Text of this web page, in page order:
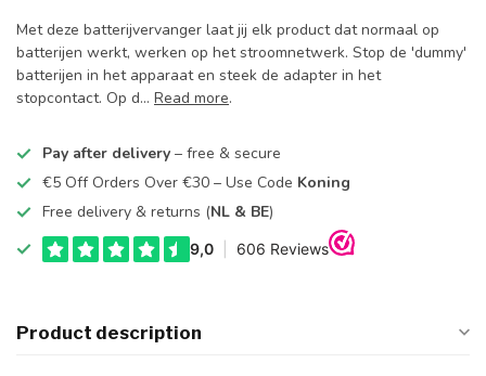
Met deze batterijvervanger laat jij elk product dat normaal op
batterijen werkt, werken op het stroomnetwerk. Stop de 'dummy'
batterijen in het apparaat en steek de adapter in het
stopcontact. Op d... Read more.
Pay after delivery – free & secure
€5 Off Orders Over €30 – Use Code Koning
Free delivery & returns (NL & BE)
Product description